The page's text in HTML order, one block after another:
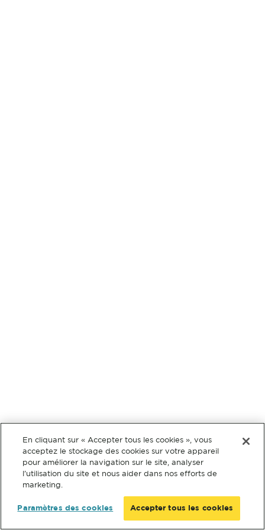
En cliquant sur « Accepter tous les cookies », vous
acceptez le stockage des cookies sur votre appareil
pour améliorer la navigation sur le site, analyser
l’utilisation du site et nous aider dans nos efforts de
marketing.
Paramètres des cookies Accepter tous les cookies